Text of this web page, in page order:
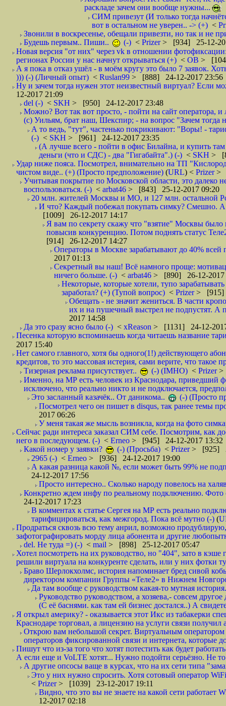
раскладе зачем они вообще нужны...
СИМ привезут (И только тогда
вот в остальном не уверен.. -> (+) <
Звонили в воскресенье, обещали привезти, но так и не
Будешь первым.. Пиши..
(-) < Prizer> [934] 25-12-
Новая версия "от них" через vk в отношении
регионах России у нас начнут открываться (+) < ОВ >
А я пока в отказ ушёл - в моём кругу это было 7 заявок.
))) (-) (Личный опыт) < Ruslan99 > [888] 24-12-2017 23:56
Ну и зачем тогда нужен этот неизвестный виртуал? Если
12-2017 21:09
del (-) < SKH > [950] 24-12-2017 23:48
Можно? Вот так вот просто, - пойти на сайт оператора,
(с) Уильям, брат наш, Шекспир; - на вопрос "Зачем тогда
А то ведь, "тут", частенько покрикивают: "Воры! -
(-) < SKH > [961] 24-12-2017 23:35
(А лучше всего - пойти в офис Билайна, и купить
деньги (что и СДС) - два "Гигабайта".) (-) < SKH >
Удар ниже пояса. Посмотрел, внимательно на ТП
чистом виде.. (+) (Просто предположение) (URL) < Prizer>
Учитывая покрытие по Московской области, это далеко
воспользоваться. (-) < arbat46 > [843] 25-12-2017 09:20
20 млн. жителей Москвы и МО, и 127 млн. остальной
И что? Каждый побежал покупать симку? Смешно. А
[1009] 26-12-2017 14:17
Я вам по секрету скажу что "взятие" Москвы
повысив конкуренцию. Потом поднять статус
[914] 26-12-2017 14:27
Операторы в Москве зарабатывают до 40% всей
2017 01:13
Секретный вы наш! Всё намного проще:
ничего больше. (-) < arbat46 > [890] 26-12-2017
Некоторые, которые хотели, тупо
заработал? (+) (Тупой вопрос) < Prizer> [915]
Обещать - не значит жениться. В части
их и на пушечный выстрел не подпустят. А
2017 14:58
Да это сразу ясно было (-) < xReason > [1131] 24-12-
Песенка которую вспоминаешь когда читаешь название
2017 15:40
Нет самого главного, хотя бы одного(1!) действующего
кредитов, то это массовая истерия, сами верите, что такое
Тизерная реклама присутствует..
(-) (IMHO) < Prizer>
Именно, на МР есть человек из Краснодара, приведший
исключено, что реально никто и не подключается,
Это засланный казачёк.. От даникома..
(-) (Просто
Посмотрел чего он пишет в disqus, так ранее темы
2017 06:26
У меня такая же мысль возникла, когда на фото
Сейчас ради интереса заказал СИМ себе. Посмотрим, как
него в последующем. (-) < Erneo > [945] 24-12-2017 13:32
Какой номер у заявки?
(-) (Просьба) < Prizer> [925]
2965 (-) < Erneo > [936] 24-12-2017 19:00
А какая разница какой №, если может быть 99% не
24-12-2017 17:56
Просто интересно.. Сколько народу повелось на
Конкретно ждем инфу по реальному подключению. Фото
24-12-2017 17:23
В комментах к статье Сергея на МР есть реально
тарифицироваться, как межгород. Пока всё мутно (-) (
Продраться сквозь всю тему анрил, возможно
зафотографировать морду лица абонента и другие
del. Не туда =) (-) < mail > [898] 25-12-2017 05:47
Хотел посмотреть на их руководство, но "404", зато в
решили виртуала на конкуренте сделать, или у них фотки
Браво Шерлокхолмс, история напоминает бред сивой
директором компании Группы «Теле2» в Нижнем
Да там вообще с руководством какая-то мутная
Руководство руководством, а хозяева,- совсем
(С её баснями. как там ей бизнес достался..) А
Я открыл америку? - оказывается этот Икс из табакерки
Краснодаре торговал, а лицензию на услуги связи получил
Открою вам небольшой секрет. Виртуальным оператором
операторов фиксированной связи и интернета, которые
Пишут что из-за того что хотят потестить как будет
А если еще и VoLTE хотят... Нужно подойти серьёзно. Не
А другие опсосы ваще в курсах, что на их сети типа
Это у них нужно спросить. Хотя сотовый оператор
< Prizer> [1039] 23-12-2017 19:11
Видно, что это вы не знаете на какой сети
12-2017 02:18